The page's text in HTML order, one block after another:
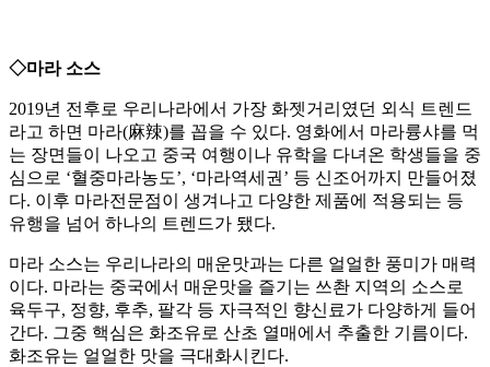
◇마라 소스
2019년 전후로 우리나라에서 가장 화젯거리였던 외식 트렌드
라고 하면 마라(麻辣)를 꼽을 수 있다. 영화에서 마라륭샤를 먹
는 장면들이 나오고 중국 여행이나 유학을 다녀온 학생들을 중
심으로 ‘혈중마라농도’, ‘마라역세권’ 등 신조어까지 만들어졌
다. 이후 마라전문점이 생겨나고 다양한 제품에 적용되는 등
유행을 넘어 하나의 트렌드가 됐다.
마라 소스는 우리나라의 매운맛과는 다른 얼얼한 풍미가 매력
이다. 마라는 중국에서 매운맛을 즐기는 쓰촨 지역의 소스로
육두구, 정향, 후추, 팔각 등 자극적인 향신료가 다양하게 들어
간다. 그중 핵심은 화조유로 산초 열매에서 추출한 기름이다.
화조유는 얼얼한 맛을 극대화시킨다.